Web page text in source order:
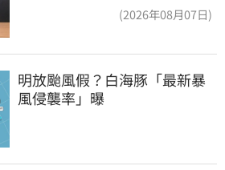
(2026年08月07日)
明放颱風假？白海豚「最新暴
風侵襲率」曝